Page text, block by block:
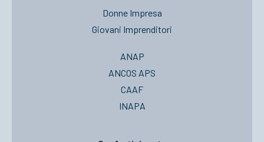
Donne Impresa
Giovani Imprenditori
ANAP
ANCOS APS
CAAF
INAPA